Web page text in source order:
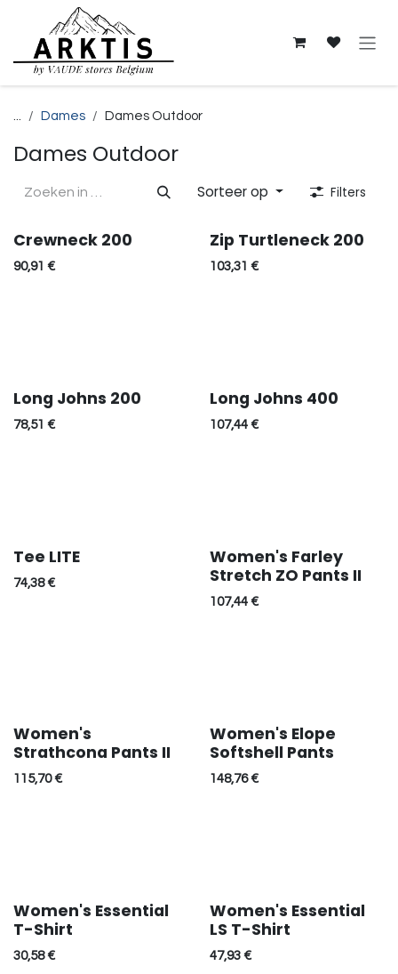
Overslaan naar inhoud
... Dames Dames Outdoor
Dames Outdoor
Sorteer op Filters
Crewneck 200
90,91 €
Zip Turtleneck 200
103,31 €
Long Johns 200
78,51 €
Long Johns 400
107,44€
Tee LITE
74,38€
Women's Farley
Stretch ZO Pants II
107,44€
Women's
Strathcona Pants II
115,70€
Women's Elope
Softshell Pants
148,76€
SALE
Women's Essential
T-Shirt
30,58€
SALE
Women's Essential
LS T-Shirt
47,93€